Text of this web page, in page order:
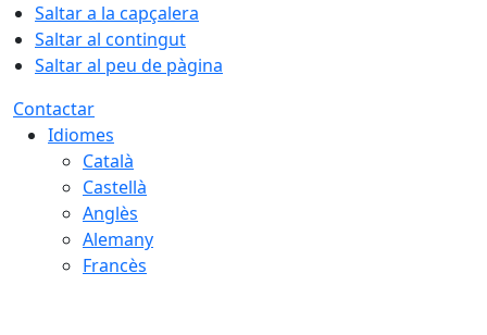
Saltar a la capçalera
Saltar al contingut
Saltar al peu de pàgina
Contactar
Idiomes
Català
Castellà
Anglès
Alemany
Francès